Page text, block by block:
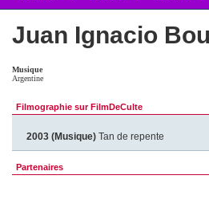
Juan Ignacio
Musique
Argentine
Filmographie sur FilmDeCulte
2003 (Musique) Tan de repente
Partenaires